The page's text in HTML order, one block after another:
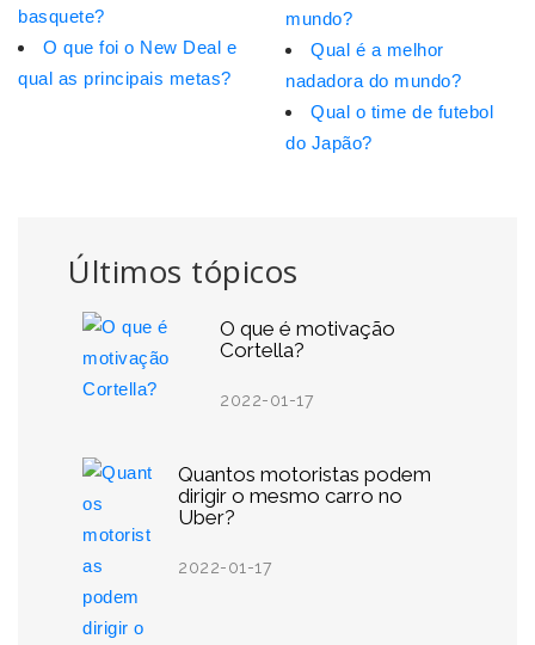
Últimos tópicos
O que é motivação
Cortella?
2022-01-17
Quantos motoristas podem
dirigir o mesmo carro no
Uber?
2022-01-17
basquete?
O que foi o New Deal e
qual as principais metas?
mundo?
Qual é a melhor
nadadora do mundo?
Qual o time de futebol
do Japão?